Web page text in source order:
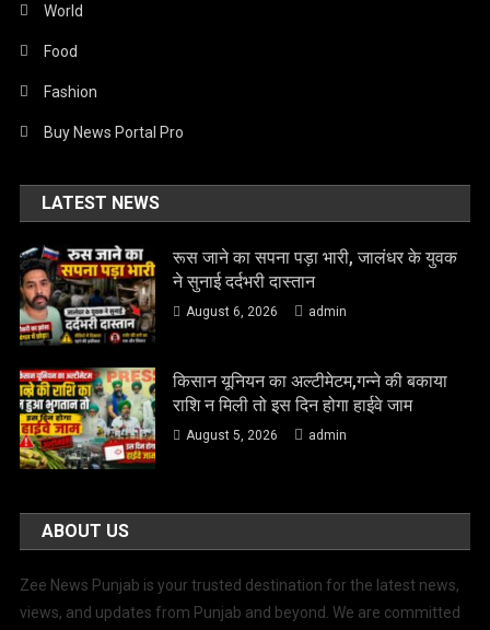
World
Food
Fashion
Buy News Portal Pro
LATEST NEWS
रूस जाने का सपना पड़ा भारी, जालंधर के युवक
ने सुनाई दर्दभरी दास्तान
August 6, 2026 admin
किसान यूनियन का अल्टीमेटम,गन्ने की बकाया
राशि न मिली तो इस दिन होगा हाईवे जाम
August 5, 2026 admin
ABOUT US
Zee News Punjab is your trusted destination for the latest news,
views, and updates from Punjab and beyond. We are committed